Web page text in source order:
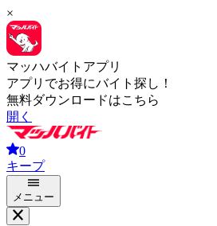
×
マッハバイトアプリ
アプリでお得にバイト探し！
無料ダウンロードはこちら
開く
0
キープ
メニュー